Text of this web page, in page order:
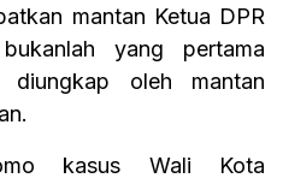
mantan Ketua DPR
yang pertama
diungkap oleh mantan
kasus Wali Kota